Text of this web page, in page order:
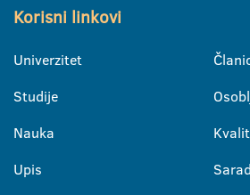
Korisni linkovi
Univerzitet
Studije
Nauka
Upis